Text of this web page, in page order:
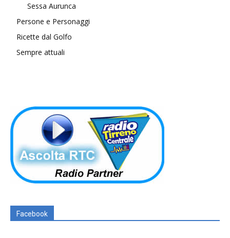
Sessa Aurunca
Persone e Personaggi
Ricette dal Golfo
Sempre attuali
Facebook